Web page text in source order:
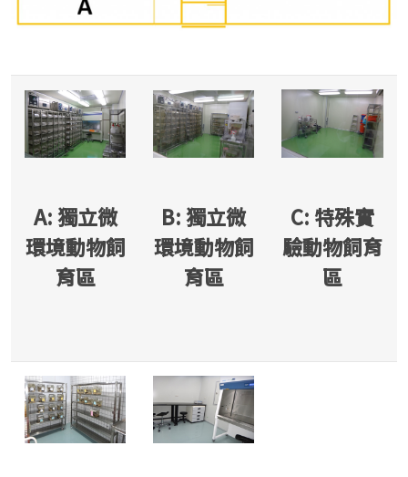
A: 獨立微
環境動物飼
育區
B: 獨立微
環境動物飼
育區
C: 特殊實
驗動物飼育
區